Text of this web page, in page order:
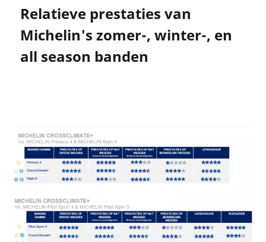
Relatieve prestaties van
Michelin's zomer-, winter-, en
all season banden